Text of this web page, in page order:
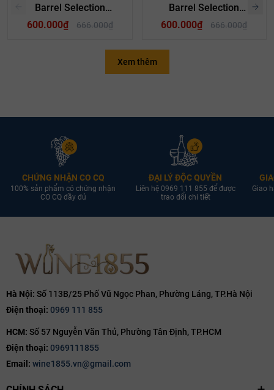
Barrel Selection
Chardonnay
600.000₫ 666.000₫
Barrel Selection
Sauvignon Blanc
600.000₫ 666.000₫
Xem thêm
CHỨNG NHẬN CO CQ
100% sản phẩm có chứng nhận
CO CQ đầy đủ
ĐẠI LÝ ĐỘC QUYỀN
Liên hệ 0969 111 855 để được
trao đổi chi tiết
Giao
Hà Nội: Số 113B/25 Phố Vũ Ngọc Phan, Phường Láng, TP.Hà Nội
Điện thoại: 0969 111 855
HCM: Số 57 Nguyễn Văn Thủ, Phường Tân Định, TP.HCM
Điện thoại: 0969111855
Email: wine1855.vn@gmail.com